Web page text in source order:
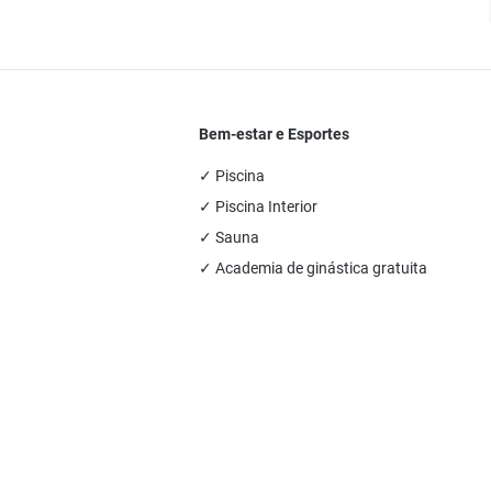
Bem-estar e Esportes
✓ Piscina
✓ Piscina Interior
✓ Sauna
✓ Academia de ginástica gratuita